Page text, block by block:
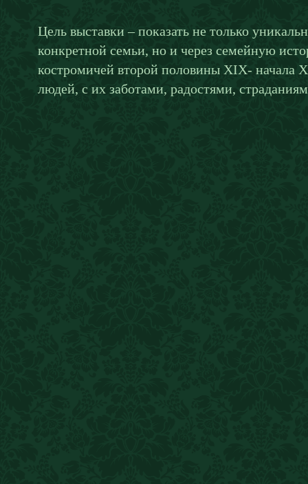
Цель выставки – показать не только
конкретной семьи, но и через семейную
костромичей второй половины XIX- начала
людей, с их заботами, радостями,